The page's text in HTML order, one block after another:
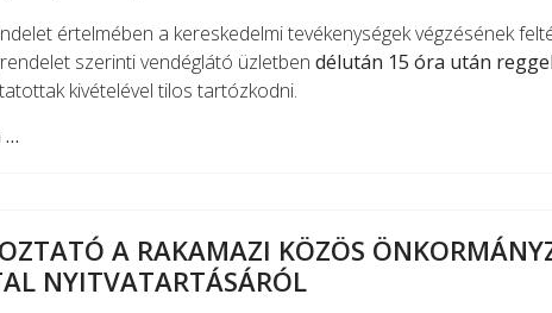
értelmében a kereskedelmi tevékenységek végzésének
szerinti vendéglátó üzletben délután 15 óra után
kivételével tilos tartózkodni.
…
A RAKAMAZI KÖZÖS
NYITVATARTÁSÁRÓL